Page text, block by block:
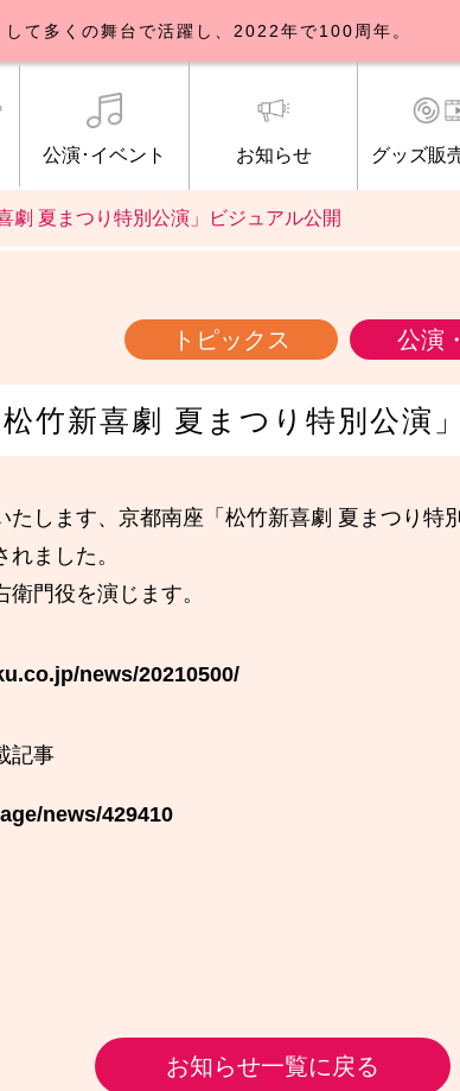
て多くの舞台で活躍し、2022年で100周年。
公演･イベント
ベント ブルックリンパーラー公演
お知らせ
らせ一覧 トピックス 公演･イベント
グッズ販
公式グッズ販売 オンライン配信
団について 研修生募集について
劇 夏まつり特別公演」ビジュアル公開
トピックス 公演
竹新喜劇 夏まつり特別公演
たします、京都南座「松竹新喜劇 夏まつり特
ました。
門役を演じます。
news/20210500/
記事
news/429410
お知らせ一覧に戻る